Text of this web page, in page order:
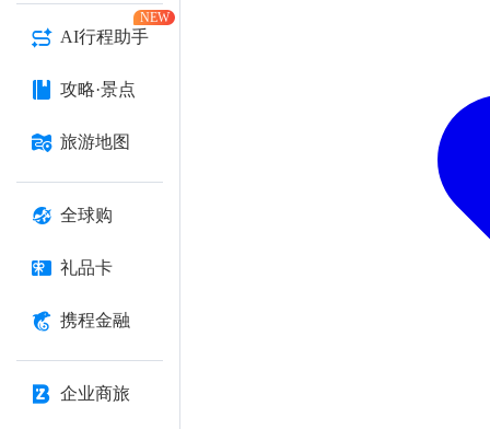
AI行程助手
NEW
攻略·景点
旅游地图
全球购
礼品卡
携程金融
企业商旅